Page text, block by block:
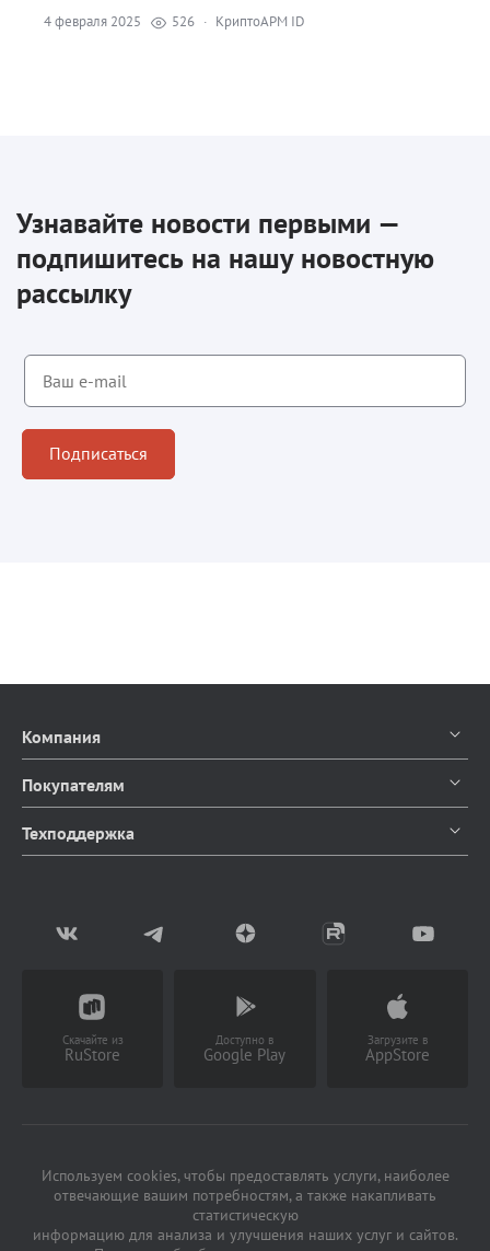
4 февраля 2025 526 · КриптоАРМ ID
Узнавайте новости первыми —
подпишитесь на нашу новостную
рассылку
Подписаться
Компания
О компании
Блог
Покупателям
Каталог продуктов
Партнерство
Техподдержка
Скачайте из
RuStore
Доступно в
Google Play
Загрузите в
AppStore
Используем cookies, чтобы предоставлять услуги, наиболее
отвечающие вашим потребностям, а также накапливать
статистическую
информацию для анализа и улучшения наших услуг и сайтов.